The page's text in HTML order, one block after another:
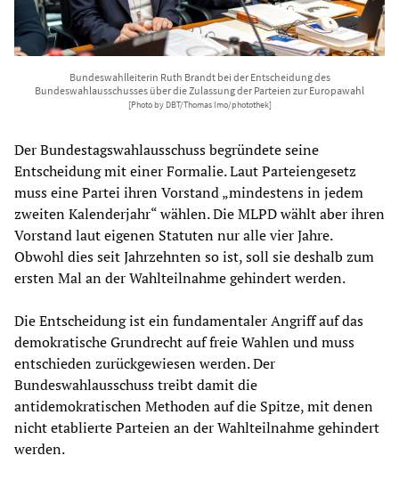
Bundeswahlleiterin Ruth Brandt bei der Entscheidung des
Bundeswahlausschusses über die Zulassung der Parteien zur Europawahl
[Photo by DBT/Thomas Imo/photothek]
Der Bundestagswahlausschuss begründete seine
Entscheidung mit einer Formalie. Laut Parteiengesetz
muss eine Partei ihren Vorstand „mindestens in jedem
zweiten Kalenderjahr“ wählen. Die MLPD wählt aber ihren
Vorstand laut eigenen Statuten nur alle vier Jahre.
Obwohl dies seit Jahrzehnten so ist, soll sie deshalb zum
ersten Mal an der Wahlteilnahme gehindert werden.
Die Entscheidung ist ein fundamentaler Angriff auf das
demokratische Grundrecht auf freie Wahlen und muss
entschieden zurückgewiesen werden. Der
Bundeswahlausschuss treibt damit die
antidemokratischen Methoden auf die Spitze, mit denen
nicht etablierte Parteien an der Wahlteilnahme gehindert
werden.